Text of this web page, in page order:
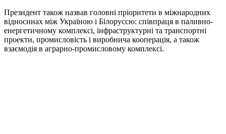
Президент також назвав головні пріоритети в міжнародних
відносинах між Україною і Білоруссю: співпраця в паливно-
енергетичному комплексі, інфраструктурні та транспортні
проекти, промисловість і виробнича кооперація, а також
взаємодія в аграрно-промисловому комплексі.